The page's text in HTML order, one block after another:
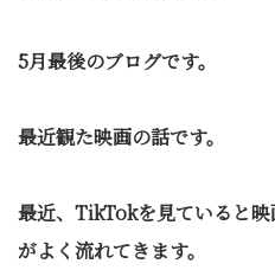
5月最後のブログです。
最近観た映画の話です。
最近、TikTokを見ていると
がよく流れてきます。